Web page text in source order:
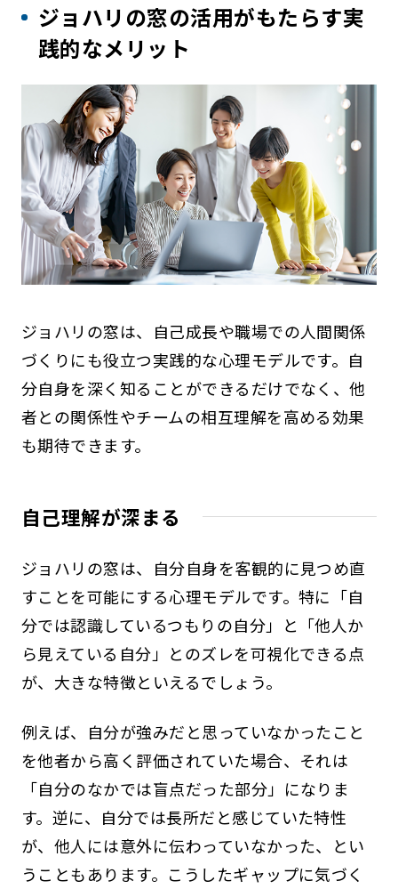
ジョハリの窓の活用がもたらす実
践的なメリット
ジョハリの窓は、自己成長や職場での人間関係
づくりにも役立つ実践的な心理モデルです。自
分自身を深く知ることができるだけでなく、他
者との関係性やチームの相互理解を高める効果
も期待できます。
自己理解が深まる
ジョハリの窓は、自分自身を客観的に見つめ直
すことを可能にする心理モデルです。特に「自
分では認識しているつもりの自分」と「他人か
ら見えている自分」とのズレを可視化できる点
が、大きな特徴といえるでしょう。
例えば、自分が強みだと思っていなかったこと
を他者から高く評価されていた場合、それは
「自分のなかでは盲点だった部分」になりま
す。逆に、自分では長所だと感じていた特性
が、他人には意外に伝わっていなかった、とい
うこともあります。こうしたギャップに気づく